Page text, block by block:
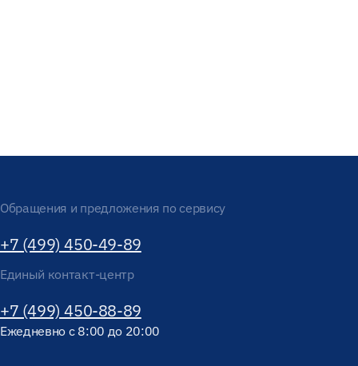
Обращения и предложения по сервису
+7 (499) 450-49-89
Единый контакт-центр
+7 (499) 450-88-89
Ежедневно с 8:00 до 20:00